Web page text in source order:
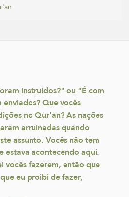
instruidos?" ou "É com
Que vocês
no Qur'an? As nações
arruinadas quando
assunto. Vocês não tem
estava acontecendo aqui.
vocês fazerem, então que
eu proibi de fazer,